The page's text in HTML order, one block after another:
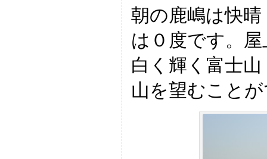
朝の鹿嶋は快
は０度です。
白く輝く富士
山を望むこと